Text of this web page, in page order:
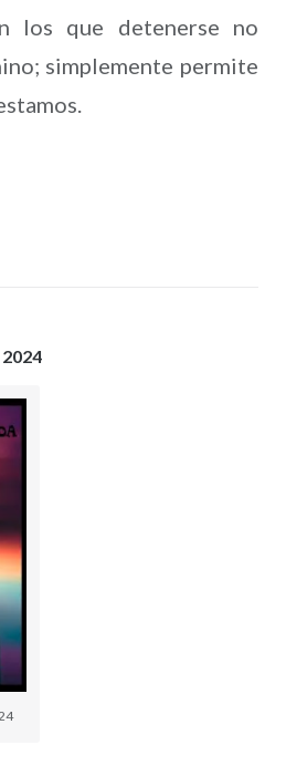
los que detenerse no
simplemente permite
2024